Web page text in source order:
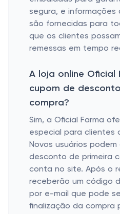
segura, e informações
são fornecidas para
que os clientes
remessas em tempo
A loja online Oficial
cupom de
compra?
Sim, a Oficial Farma
especial para clientes
Novos usuários
desconto de primeira
conta no site. Após o
receberão um código
por e-mail que pode
finalização da compra